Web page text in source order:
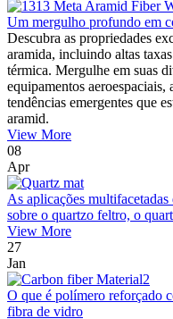
Um mergulho profundo em
Descubra as propriedades
aramida, incluindo altas
térmica. Mergulhe em suas
equipamentos
tendências emergentes que
aramid.
View More
08
Apr
As aplicações
sobre o quartzo feltro, o
View More
27
Jan
O que é polímero reforçado
fibra de vidro